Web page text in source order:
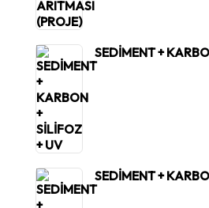
SEDİMENT +
SEDİMENT +